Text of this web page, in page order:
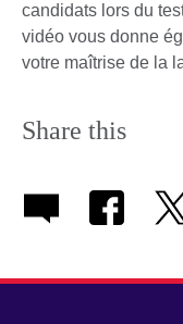
candidats lors du
vidéo vous donne
votre maîtrise de la
Share this